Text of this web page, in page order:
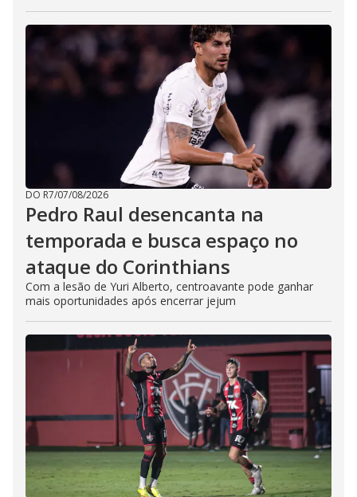
DO R7/07/08/2026
Pedro Raul desencanta na
temporada e busca espaço no
ataque do Corinthians
Com a lesão de Yuri Alberto, centroavante pode ganhar
mais oportunidades após encerrar jejum